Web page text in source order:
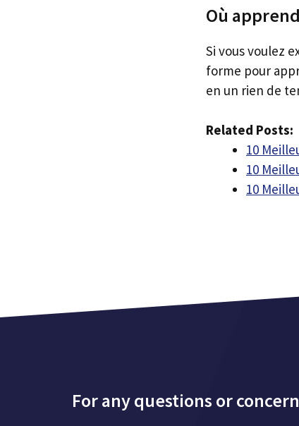
Où
Si vous voulez
forme pour
en un rien de
Related Posts:
10
10
10
For any questions or